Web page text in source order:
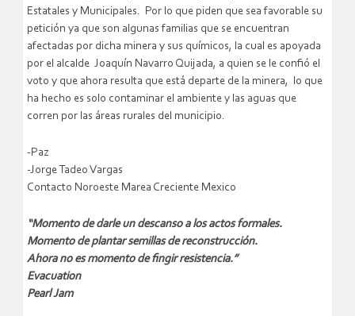
Estatales y Municipales. Por lo que piden que sea favorable su
petición ya que son algunas familias que se encuentran
afectadas por dicha minera y sus químicos, la cual es apoyada
por el alcalde Joaquín Navarro Quijada, a quien se le confió el
voto y que ahora resulta que está departe de la minera, lo que
ha hecho es solo contaminar el ambiente y las aguas que
corren por las áreas rurales del municipio.
-Paz
-Jorge Tadeo Vargas
Contacto Noroeste Marea Creciente Mexico
“Momento de darle un descanso a los actos formales.
Momento de plantar semillas de reconstrucción.
Ahora no es momento de fingir resistencia.”
Evacuation
Pearl Jam